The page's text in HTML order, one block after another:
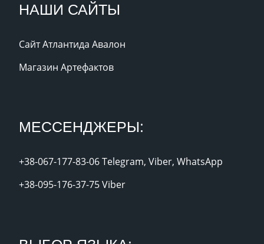
НАШИ САЙТЫ
Сайт Атлантида Авалон
Магазин Артефактов
МЕССЕНДЖЕРЫ:
+38-067-177-83-06 Telegram, Viber, WhatsApp
+38-095-176-37-75 Viber